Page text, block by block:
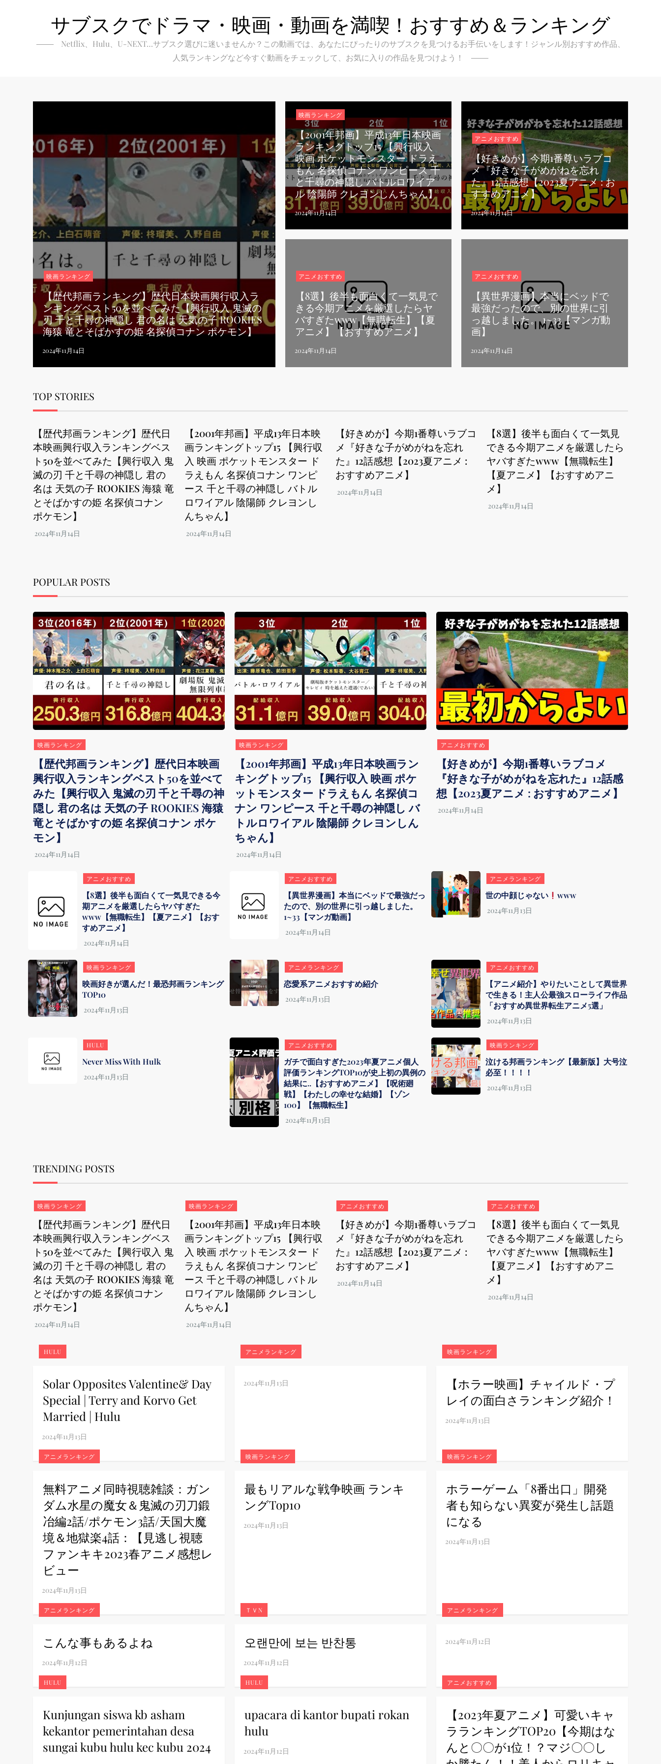
サブスクでドラマ・映画・動画を満喫！おすすめ＆ランキング
Netflix、Hulu、U-NEXT…サブスク選びに迷いませんか？この動画では、あなたにぴったりのサブスクを見つけるお手伝いをします！ジャンル別おすすめ作品、
人気ランキングなど今すぐ動画をチェックして、お気に入りの作品を見つけよう！
映画ランキング
【歴代邦画ランキング】歴代日本映画興行収入ラ
ンキングベスト50を並べてみた【興行収入 鬼滅の
刃 千と千尋の神隠し 君の名は 天気の子 ROOKIES
海猿 竜とそばかすの姫 名探偵コナン ポケモン】
映画ランキング
【2001年邦画】平成13年日本映画
ランキングトップ15 【興行収入
映画 ポケットモンスター ドラえ
もん 名探偵コナン ワンピース 千
と千尋の神隠し バトルロワイア
ル 陰陽師 クレヨンしんちゃん】
アニメおすすめ
【好きめが】今期1番尊いラブコ
メ『好きな子がめがねを忘れ
た』12話感想【2023夏アニメ : お
すすめアニメ】
アニメおすすめ
【8選】後半も面白くて一気見で
きる今期アニメを厳選したらヤ
バすぎたwww【無職転生】【夏
アニメ】【おすすめアニメ】
アニメおすすめ
【異世界漫画】本当にベッドで
最強だったので、別の世界に引
っ越しました。 1~33【マンガ動
画】
TOP STORIES
【歴代邦画ランキング】歴代日
本映画興行収入ランキングベス
ト50を並べてみた【興行収入 鬼
滅の刃 千と千尋の神隠し 君の
名は 天気の子 ROOKIES 海猿 竜
とそばかすの姫 名探偵コナン
ポケモン】
【2001年邦画】平成13年日本映
画ランキングトップ15 【興行収
入 映画 ポケットモンスター ド
ラえもん 名探偵コナン ワンピ
ース 千と千尋の神隠し バトル
ロワイアル 陰陽師 クレヨンし
んちゃん】
【好きめが】今期1番尊いラブコ
メ『好きな子がめがねを忘れ
た』12話感想【2023夏アニメ :
おすすめアニメ】
【8選】後半も面白くて一気見
できる今期アニメを厳選したら
ヤバすぎたwww【無職転生】
【夏アニメ】【おすすめアニ
メ】
POPULAR POSTS
映画ランキング
【歴代邦画ランキング】歴代日本映画
興行収入ランキングベスト50を並べて
みた【興行収入 鬼滅の刃 千と千尋の神
隠し 君の名は 天気の子 ROOKIES 海猿
竜とそばかすの姫 名探偵コナン ポケ
モン】
映画ランキング
【2001年邦画】平成13年日本映画ラン
キングトップ15 【興行収入 映画 ポケ
ットモンスター ドラえもん 名探偵コ
ナン ワンピース 千と千尋の神隠し バ
トルロワイアル 陰陽師 クレヨンしん
ちゃん】
アニメおすすめ
【好きめが】今期1番尊いラブコメ
『好きな子がめがねを忘れた』12話感
想【2023夏アニメ : おすすめアニメ】
アニメおすすめ
【8選】後半も面白くて一気見できる今
期アニメを厳選したらヤバすぎた
www【無職転生】【夏アニメ】【おす
すめアニメ】
アニメおすすめ
【異世界漫画】本当にベッドで最強だっ
たので、別の世界に引っ越しました。
1~33【マンガ動画】
アニメランキング
世の中顔じゃない www
映画ランキング
映画好きが選んだ！最恐邦画ランキング
TOP10
アニメランキング
恋愛系アニメおすすめ紹介
アニメおすすめ
【アニメ紹介】やりたいことして異世界
で生きる！主人公最強スローライフ作品
「おすすめ異世界転生アニメ5選」
HULU
Never Miss With Hulk
アニメおすすめ
ガチで面白すぎた2023年夏アニメ個人
評価ランキングTOP10が史上初の異例の
結果に..【おすすめアニメ】【呪術廻
戦】【わたしの幸せな結婚】【ゾン
100】【無職転生】
映画ランキング
泣ける邦画ランキング【最新版】大号泣
必至！！！！
TRENDING POSTS
映画ランキング
【歴代邦画ランキング】歴代日
本映画興行収入ランキングベス
ト50を並べてみた【興行収入 鬼
滅の刃 千と千尋の神隠し 君の
名は 天気の子 ROOKIES 海猿 竜
とそばかすの姫 名探偵コナン
ポケモン】
映画ランキング
【2001年邦画】平成13年日本映
画ランキングトップ15 【興行収
入 映画 ポケットモンスター ド
ラえもん 名探偵コナン ワンピ
ース 千と千尋の神隠し バトル
ロワイアル 陰陽師 クレヨンし
んちゃん】
アニメおすすめ
【好きめが】今期1番尊いラブコ
メ『好きな子がめがねを忘れ
た』12話感想【2023夏アニメ :
おすすめアニメ】
アニメおすすめ
【8選】後半も面白くて一気見
できる今期アニメを厳選したら
ヤバすぎたwww【無職転生】
【夏アニメ】【おすすめアニ
メ】
HULU
Solar Opposites Valentine& Day
Special | Terry and Korvo Get
Married | Hulu
アニメランキング 映画ランキング
【ホラー映画】チャイルド・プ
レイの面白さランキング紹介！
アニメランキング
無料アニメ同時視聴雑談：ガン
ダム水星の魔女＆鬼滅の刃刀鍛
冶編2話/ポケモン3話/天国大魔
境＆地獄楽4話：【見逃し視聴
ファンキキ2023春アニメ感想レ
ビュー
映画ランキング
最もリアルな戦争映画 ランキ
ングTop10
映画ランキング
ホラーゲーム「8番出口」開発
者も知らない異変が発生し話題
になる
アニメランキング
こんな事もあるよね
ＴＶN
오랜만에 보는 반찬통
アニメランキング
HULU
Kunjungan siswa kb asham
kekantor pemerintahan desa
sungai kubu hulu kec kubu 2024
HULU
upacara di kantor bupati rokan
hulu
アニメおすすめ
【2023年夏アニメ】可愛いキャ
ラランキングTOP20【今期はな
んと〇〇が1位！？マジ〇〇し